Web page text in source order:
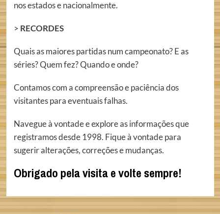
nos estados e nacionalmente.
> RECORDES
Quais as maiores partidas num campeonato? E as
séries? Quem fez? Quando e onde?
Contamos com a compreensão e paciência dos
visitantes para eventuais falhas.
Navegue à vontade e explore as informações que
registramos desde 1998. Fique à vontade para
sugerir alterações, correções e mudanças.
Obrigado pela visita e volte sempre!